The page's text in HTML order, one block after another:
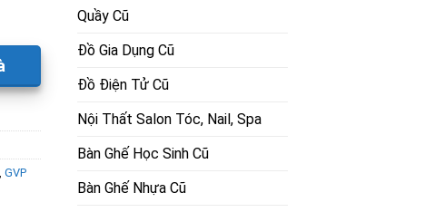
GVP
Quầy Cũ
Đồ Gia Dụng Cũ
Đồ Điện Tử Cũ
Nội Thất Salon Tóc, Nail, Spa
Bàn Ghế Học Sinh Cũ
Bàn Ghế Nhựa Cũ